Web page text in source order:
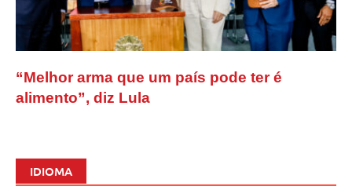
“Melhor arma que um país pode ter é
alimento”, diz Lula
IDIOMA